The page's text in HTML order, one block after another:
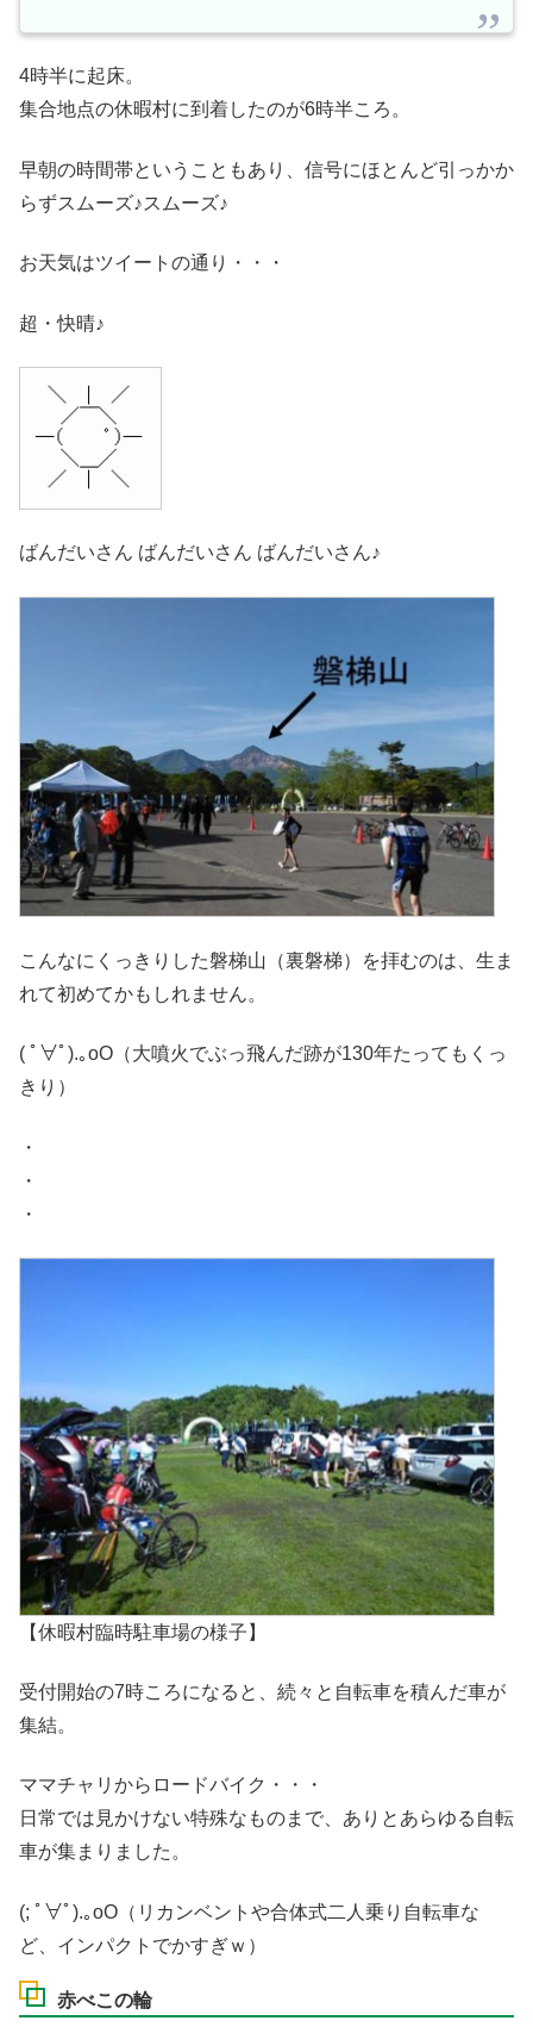
4時半に起床。
集合地点の休暇村に到着したのが6時半ころ。
早朝の時間帯ということもあり、信号にほとんど引っかか
らずスムーズ♪スムーズ♪
お天気はツイートの通り・・・
超・快晴♪
ばんだいさん ばんだいさん ばんだいさん♪
こんなにくっきりした磐梯山（裏磐梯）を拝むのは、生ま
れて初めてかもしれません。
( ﾟ∀ﾟ).｡oO（大噴火でぶっ飛んだ跡が130年たってもくっ
きり）
・
・
・
【休暇村臨時駐車場の様子】
受付開始の7時ころになると、続々と自転車を積んだ車が
集結。
ママチャリからロードバイク・・・
日常では見かけない特殊なものまで、ありとあらゆる自転
車が集まりました。
(; ﾟ∀ﾟ).｡oO（リカンベントや合体式二人乗り自転車な
ど、インパクトでかすぎｗ）
赤べこの輪